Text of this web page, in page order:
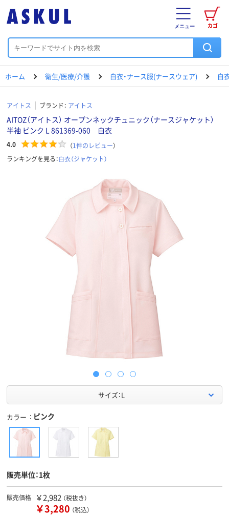
カゴ
メニュー
ホーム 衛生/医療/介護 白衣・ナース服(ナースウェア) 白
アイトス ブランド： アイトス
AITOZ（アイトス） オープンネックチュニック（ナースジャケット）
半袖 ピンク L 861369-060 白衣
4.0 （1件のレビュー）
ランキングを見る：白衣（ジャケット）
サイズ：L
カラー ピンク
販売単位：1枚
販売価格 ￥2,982 （税抜き）
￥3,280 （税込）